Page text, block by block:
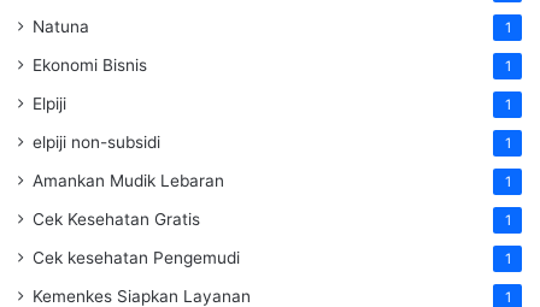
Natuna 1
Ekonomi Bisnis 1
Elpiji 1
elpiji non-subsidi 1
Amankan Mudik Lebaran 1
Cek Kesehatan Gratis 1
Cek kesehatan Pengemudi 1
Kemenkes Siapkan Layanan 1